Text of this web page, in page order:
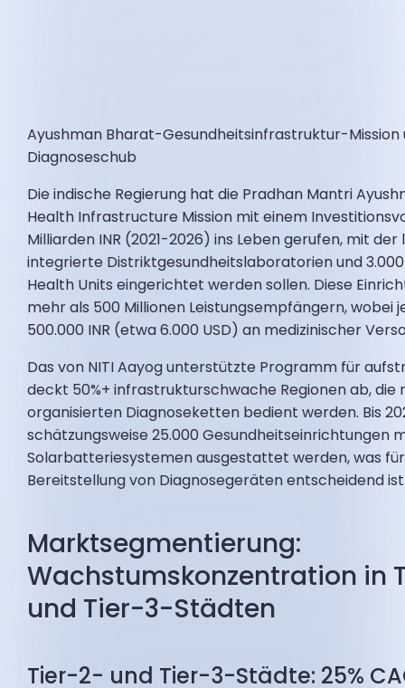
Ayushman Bharat-Gesundheitsinfrastruktur-Mission
Diagnoseschub
Die indische Regierung hat die Pradhan Mantri
Health Infrastructure Mission mit einem
Milliarden INR (2021-2026) ins Leben gerufen, mit
integrierte Distriktgesundheitslaboratorien und
Health Units eingerichtet werden sollen. Diese
mehr als 500 Millionen Leistungsempfängern, wobei
500.000 INR (etwa 6.000 USD) an medizinischer
Das von NITI Aayog unterstützte Programm für
deckt 50%+ infrastrukturschwache Regionen ab, die
organisierten Diagnoseketten bedient werden. Bis
schätzungsweise 25.000 Gesundheitseinrichtungen
Solarbatteriesystemen ausgestattet werden, was
Bereitstellung von Diagnosegeräten entscheidend
Marktsegmentierung:
Wachstumskonzentration in
und Tier-3-Städten
Tier-2- und Tier-3-Städte: 25%